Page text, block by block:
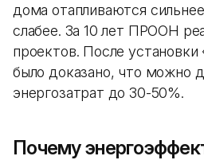
дома отапливаются
слабее. За 10 лет ПРООН
проектов. После установки
было доказано, что можно
энергозатрат до 30-50%.
Почему